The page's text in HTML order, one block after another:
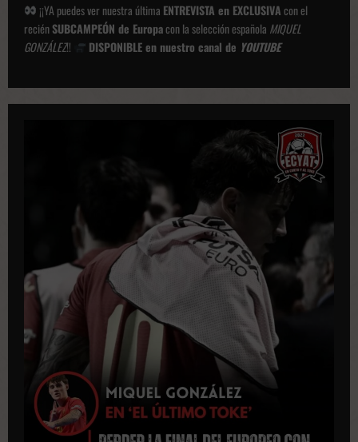
¡¡YA puedes ver nuestra última ENTREVISTA en EXCLUSIVAcon el
reciénSUBCAMPEÓN de Europacon la selección española MIQUEL
GONZÁLEZ!! DISPONIBLE en nuestro canal de YOUTUBE